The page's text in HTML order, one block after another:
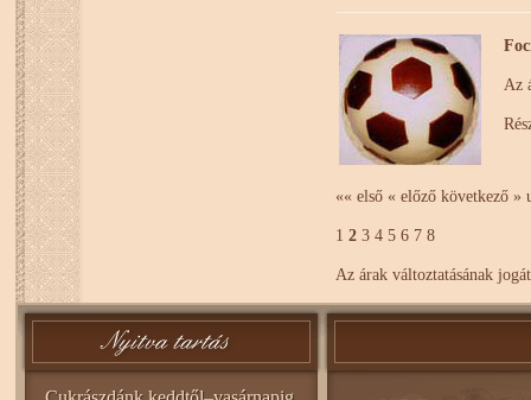
Az
«« első « előző következő »
1 2 3 4 5 6 7 8
Az árak változtatásának